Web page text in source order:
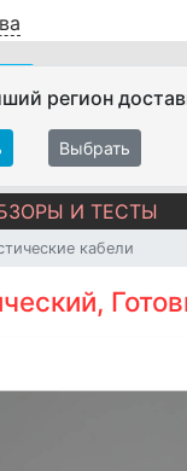
регион
Выбрать
И ТЕСТЫ
кабели